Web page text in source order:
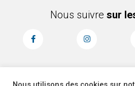
Nous suivre sur